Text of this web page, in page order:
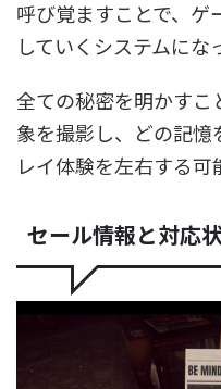
呼び覚ますことで、ゲ
していくシステムにな
全ての秘密を明かす
象を撮影し、どの記
レイ体験を左右する可
セール情報と対応